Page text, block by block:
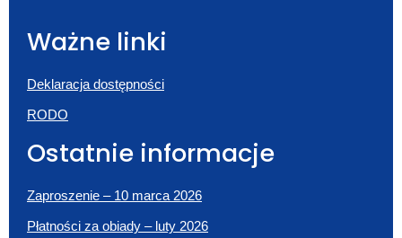
Ważne linki
Deklaracja dostępności
RODO
Ostatnie informacje
Zaproszenie – 10 marca 2026
Płatności za obiady – luty 2026